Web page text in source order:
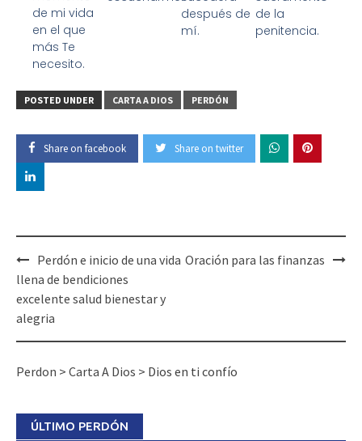
de mi vida
en el que
más Te
necesito.
después de
mí.
de la
penitencia.
POSTED UNDER CARTA A DIOS PERDÓN
Share on facebook Share on twitter
Perdón e inicio de una vida
llena de bendiciones
excelente salud bienestar y
alegria
Oración para las finanzas
Perdon > Carta A Dios > Dios en ti confío
ÚLTIMO PERDÓN